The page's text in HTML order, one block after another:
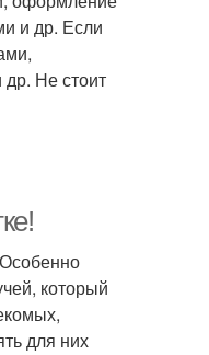
и др. Если
Не стоит
который
для них